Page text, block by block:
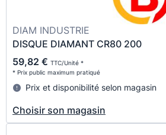
DIAM INDUSTRIE
DISQUE DIAMANT CR80 200
59,82 € TTC/Unité *
* Prix public maximum pratiqué
Prix et disponibilité selon magasin
Choisir son magasin